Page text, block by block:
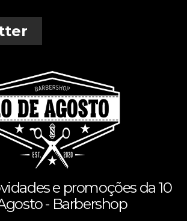
e promoções da 10
- Barbershop